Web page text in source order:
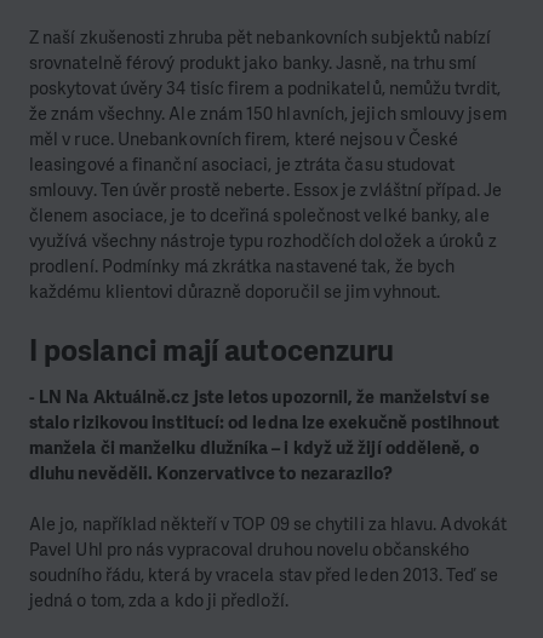
Z naší zkušenosti zhruba pět nebankovních subjektů nabízí
srovnatelně férový produkt jako banky. Jasně, na trhu smí
poskytovat úvěry 34 tisíc firem a podnikatelů, nemůžu tvrdit,
že znám všechny. Ale znám 150 hlavních, jejich smlouvy jsem
měl v ruce. Unebankovních firem, které nejsou v České
leasingové a finanční asociaci, je ztráta času studovat
smlouvy. Ten úvěr prostě neberte. Essox je zvláštní případ. Je
členem asociace, je to dceřiná společnost velké banky, ale
využívá všechny nástroje typu rozhodčích doložek a úroků z
prodlení. Podmínky má zkrátka nastavené tak, že bych
každému klientovi důrazně doporučil se jim vyhnout.
I poslanci mají autocenzuru
- LN Na Aktuálně.cz jste letos upozornil, že manželství se
stalo rizikovou institucí: od ledna lze exekučně postihnout
manžela či manželku dlužníka – i když už žijí odděleně, o
dluhu nevěděli. Konzervativce to nezarazilo?
Ale jo, například někteří v TOP 09 se chytili za hlavu. Advokát
Pavel Uhl pro nás vypracoval druhou novelu občanského
soudního řádu, která by vracela stav před leden 2013. Teď se
jedná o tom, zda a kdo ji předloží.